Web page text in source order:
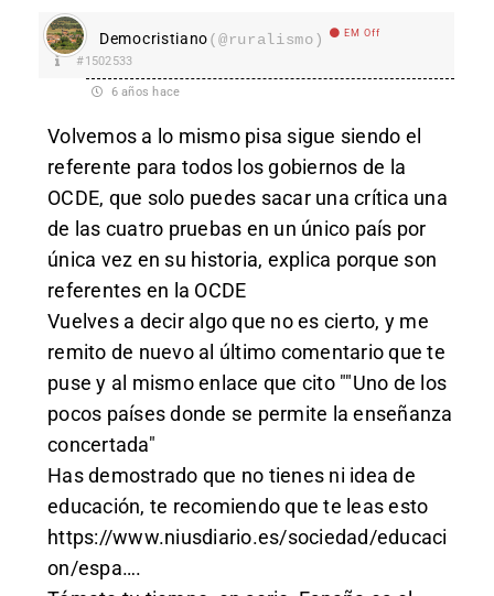
Democristiano(@ruralismo) EM Off
#1502533
6 años hace
Volvemos a lo mismo pisa sigue siendo el
referente para todos los gobiernos de la
OCDE, que solo puedes sacar una crítica una
de las cuatro pruebas en un único país por
única vez en su historia, explica porque son
referentes en la OCDE
Vuelves a decir algo que no es cierto, y me
remito de nuevo al último comentario que te
puse y al mismo enlace que cito ""Uno de los
pocos países donde se permite la enseñanza
concertada"
Has demostrado que no tienes ni idea de
educación, te recomiendo que te leas esto
https://www.niusdiario.es/sociedad/educaci
on/espa….